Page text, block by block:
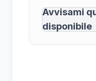
Avvisami
disponibile